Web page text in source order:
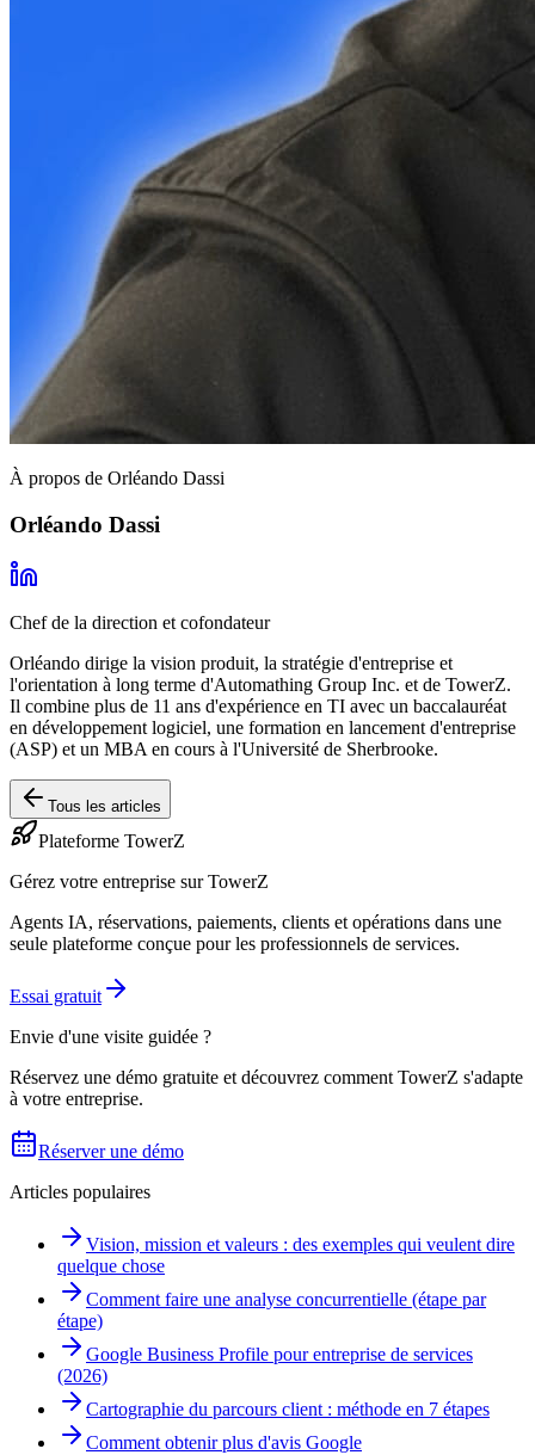
À propos de Orléando Dassi
Orléando Dassi
Chef de la direction et cofondateur
Orléando dirige la vision produit, la stratégie d'entreprise et
l'orientation à long terme d'Automathing Group Inc. et de TowerZ.
Il combine plus de 11 ans d'expérience en TI avec un baccalauréat
en développement logiciel, une formation en lancement d'entreprise
(ASP) et un MBA en cours à l'Université de Sherbrooke.
Tous les articles
Plateforme TowerZ
Gérez votre entreprise sur TowerZ
Agents IA, réservations, paiements, clients et opérations dans une
seule plateforme conçue pour les professionnels de services.
Essai gratuit
Envie d'une visite guidée ?
Réservez une démo gratuite et découvrez comment TowerZ s'adapte
à votre entreprise.
Réserver une démo
Articles populaires
Vision, mission et valeurs : des exemples qui veulent dire
quelque chose
Comment faire une analyse concurrentielle (étape par
étape)
Google Business Profile pour entreprise de services
(2026)
Cartographie du parcours client : méthode en 7 étapes
Comment obtenir plus d'avis Google